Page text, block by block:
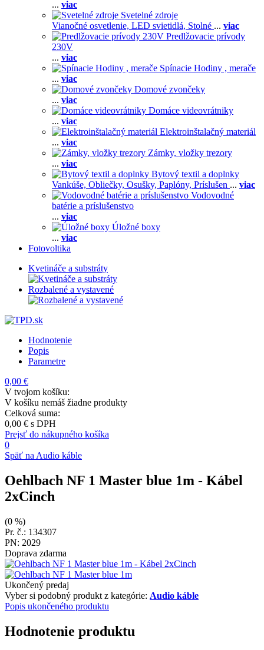
... viac
Svetelné zdroje
Vianočné osvetlenie, LED svietidlá, Stolné ... viac
Predlžovacie prívody
230V
... viac
Spínacie Hodiny , merače
... viac
Domové zvončeky
... viac
Domáce videovrátniky
... viac
Elektroinštalačný materiál
... viac
Zámky, vložky trezory
... viac
Bytový textil a doplnky
Vankúše, Obliečky, Osušky, Paplóny, Príslušen ... viac
Vodovodné
batérie a príslušenstvo
... viac
Úložné boxy
... viac
Fotovoltika
Kvetináče a substráty
Rozbalené a vystavené
Hodnotenie
Popis
Parametre
0,00 €
V tvojom košíku:
V košíku nemáš žiadne produkty
Celková suma:
0,00 € s DPH
Prejsť do nákupného košíka
0
Späť na Audio káble
Oehlbach NF 1 Master blue 1m - Kábel
2xCinch
(0 %)
Pr. č.: 134307
PN: 2029
Doprava zdarma
Ukončený predaj
Vyber si podobný produkt z kategórie: Audio káble
Popis ukončeného produktu
Hodnotenie produktu